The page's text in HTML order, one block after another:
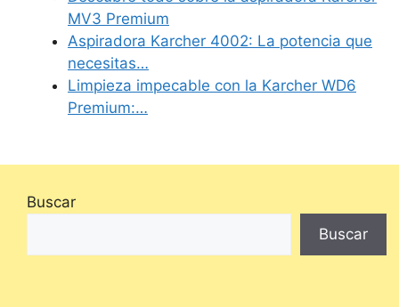
MV3 Premium
Aspiradora Karcher 4002: La potencia que
necesitas…
Limpieza impecable con la Karcher WD6
Premium:…
Buscar
Buscar